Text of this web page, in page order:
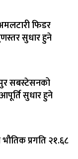
फिडर
सुधार हुने
सबस्टेसनको
आपूर्ति सुधार हुने
प्रगति २१.६८